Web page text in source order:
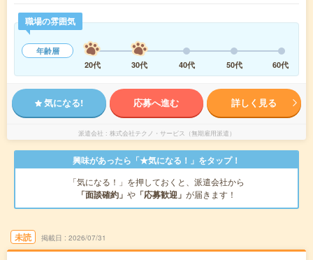
職場の雰囲気
年齢層
20代
30代 40代 50代 60代
気になる! 応募へ進む 詳しく見る
派遣会社 株式会社テクノ・サービス（無期雇用派遣）
興味があったら「★気になる！」をタップ！
「気になる！」を押しておくと、派遣会社から
「面談確約」 や 「応募歓迎」 が届きます！
未読 掲載日 2026/07/31